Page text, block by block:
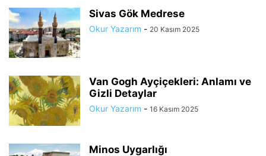
Sivas Gök Medrese
Okur Yazarım - 20 Kasım 2025
Van Gogh Ayçiçekleri: Anlamı ve
Gizli Detaylar
Okur Yazarım - 16 Kasım 2025
Minos Uygarlığı